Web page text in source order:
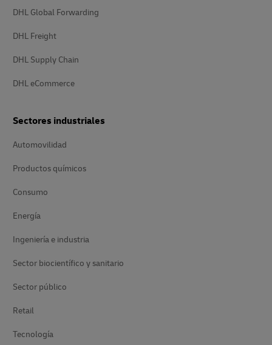
DHL Global Forwarding
DHL Freight
DHL Supply Chain
DHL eCommerce
Sectores industriales
Automovilidad
Productos químicos
Consumo
Energía
Ingeniería e industria
Sector biocientífico y sanitario
Sector público
Retail
Tecnología